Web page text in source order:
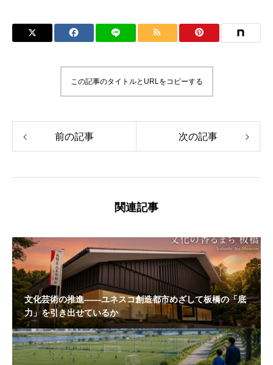
この記事のタイトルとURLをコピーする
前の記事 次の記事
関連記事
文化芸術の推進——ユネスコ創造都市めざして板橋の「底
力」を引き出せているか